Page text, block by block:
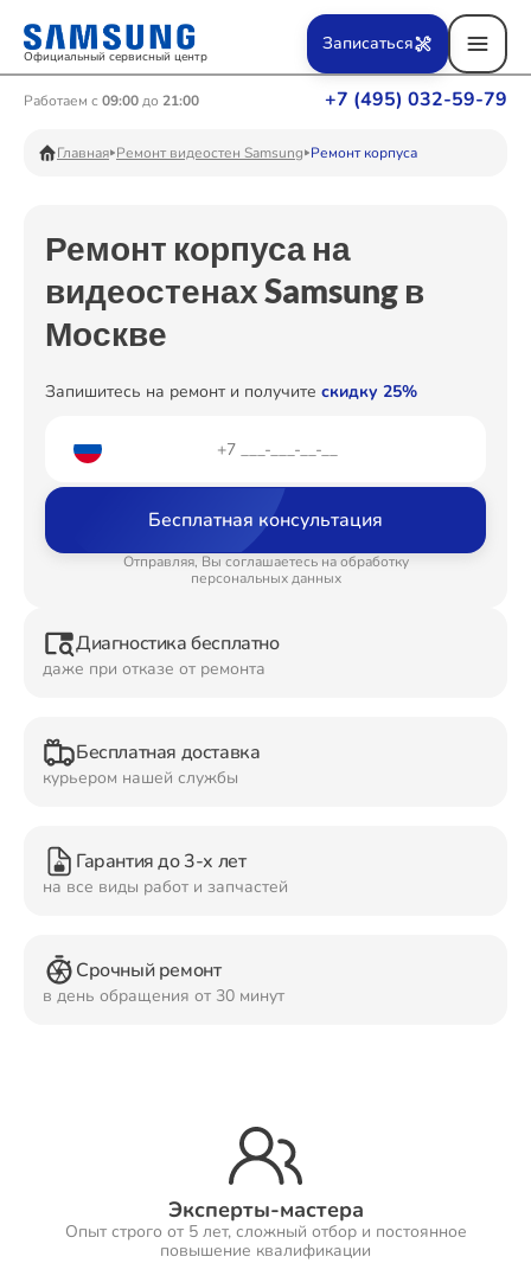
Официальный сервисный центр
+7 (495) 032-59-79
Работаем с 09:00до 21:00
Записаться
Главная Ремонт видеостен Samsung Ремонт корпуса
Ремонт корпуса на
видеостенах Samsung в
Москве
Запишитесь на ремонт и получите скидку 25%
Бесплатная консультация
Отправляя, Вы соглашаетесь на обработку
персональных данных
Диагностика бесплатно
даже при отказе от ремонта
Бесплатная доставка
курьером нашей службы
Гарантия до 3-х лет
на все виды работ и запчастей
Срочный ремонт
в день обращения от 30 минут
Эксперты-мастера
Опыт строго от 5 лет, сложный отбор и постоянное
повышение квалификации
Ремонт Вертикальных пылесосов
Ремонт Телевизоров
Ремонт Пылесосов
Ремонт Планшетов
Ремонт Принтеров
Ремонт Саундбаров